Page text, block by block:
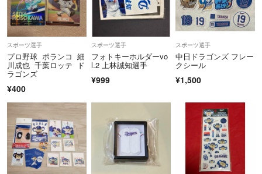
スポーツ選手
プロ野球 ポランコ 細
川成也 千葉ロッテ ド
ラゴンズ
¥400
スポーツ選手
フォトキーホルダーvo
l.2 上林誠知選手
¥999
スポーツ選手
中日ドラゴンズ フレー
クシール
¥1,500